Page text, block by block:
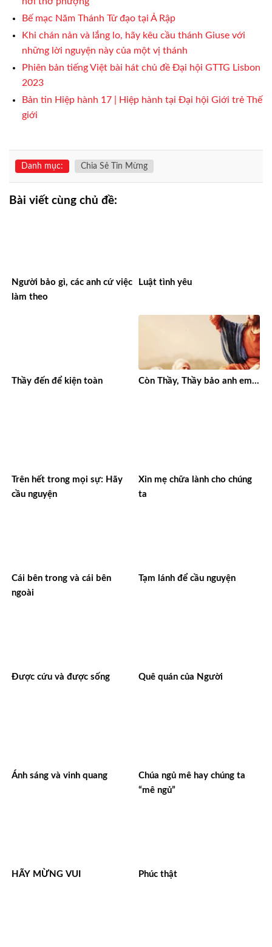
Bế mạc Năm Thánh Tử đạo tại Ả Rập
Khi chán nản và lắng lo, hãy kêu cầu thánh Giuse với
những lời nguyện này của một vị thánh
Phiên bản tiếng Việt bài hát chủ đề Đại hội GTTG Lisbon
2023
Bản tin Hiệp hành 17 | Hiệp hành tại Đại hội Giới trẻ Thế
giới
Danh mục: Chia Sẻ Tin Mừng
Bài viết cùng chủ đề:
Người bảo gì, các anh cứ việc
làm theo
Luật tình yêu
Thầy đến để kiện toàn Còn Thầy, Thầy bảo anh em…
Trên hết trong mọi sự: Hãy
cầu nguyện
Xin mẹ chữa lành cho chúng
ta
Cái bên trong và cái bên
ngoài
Tạm lánh để cầu nguyện
Được cứu và được sống Quê quán của Người
Ánh sáng và vinh quang
Chúa ngủ mê hay chúng ta
“mê ngủ”
HÃY MỪNG VUI Phúc thật